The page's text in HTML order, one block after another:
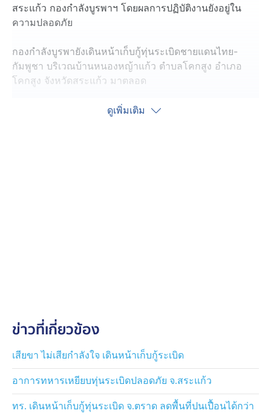
สระแก้ว กองกำลังบูรพาฯ โดยผลการปฏิบัติงานยังอยู่ใน
ความปลอดภัย
กองกำลังบูรพายังเดินหน้าเก็บกู้ทุ่นระเบิดชายแดนไทย-
กัมพูชา บริเวณบ้านหนองหญ้าแก้ว ตำบลโคกสูง อำเภอ
โคกสูง จังหวัดสระแก้ว มาตลอด
ความคืบหน้าล่าสุด เจ้าหน้าที่ได้ลงมือปฏิบัติงานด้วยชุด
ดูเพิ่มเติม
ข่าวที่เกี่ยวข้อง
เสียขา ไม่เสียกำลังใจ เดินหน้าเก็บกู้ระเบิด
อาการทหารเหยียบทุ่นระเบิดปลอดภัย จ.สระแก้ว
ทร. เดินหน้าเก็บกู้ทุ่นระเบิด จ.ตราด ลดพื้นที่ปนเปื้อนได้กว่า